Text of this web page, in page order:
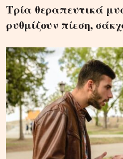
Τρία θεραπευτικά
ρυθμίζουν πίεση,